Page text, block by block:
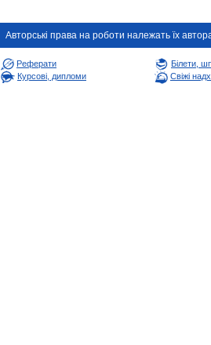
Авторськi права на роботи належать їх
Реферати Білети,
Курсові, дипломи
Свіжі